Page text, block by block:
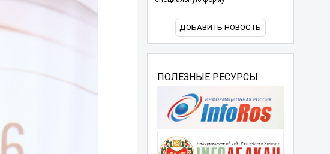
ДОБАВИТЬ НОВОСТЬ
ПОЛЕЗНЫЕ РЕСУРСЫ